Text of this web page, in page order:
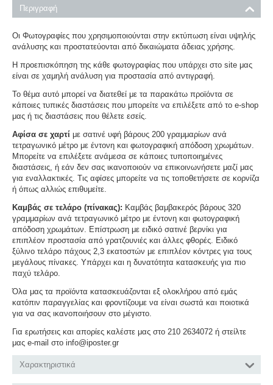
Περιγραφή
Οι Φωτογραφίες που χρησιμοποιούνται στην εκτύπωση είναι υψηλής
ανάλυσης και προστατεύονται από δικαιώματα άδειας χρήσης.
Η προεπισκόπηση της κάθε φωτογραφίας που υπάρχει στο site μας
είναι σε χαμηλή ανάλυση για προστασία από αντιγραφή.
Το θέμα αυτό μπορεί να διατεθεί με τα παρακάτω προϊόντα σε
κάποιες τυπικές διαστάσεις που μπορείτε να επιλέξετε από το e-shop
μας ή τις διαστάσεις που θέλετε εσείς.
Αφίσα σε χαρτί με σατινέ υφή βάρους 200 γραμμαρίων ανά
τετραγωνικό μέτρο με έντονη και φωτογραφική απόδοση χρωμάτων.
Μπορείτε να επιλέξετε ανάμεσα σε κάποιες τυποποιημένες
διαστάσεις, ή εάν δεν σας ικανοποιούν να επικοινωνήσετε μαζί μας
για εναλλακτικές. Τις αφίσες μπορείτε να τις τοποθετήσετε σε κορνίζα
ή όπως αλλιώς επιθυμείτε.
Καμβάς σε τελάρο (πίνακας): Καμβάς βαμβακερός βάρους 320
γραμμαρίων ανά τετραγωνικό μέτρο με έντονη και φωτογραφική
απόδοση χρωμάτων. Επίστρωση με ειδικό σατινέ βερνίκι για
επιπλέον προστασία από γρατζουνιές και άλλες φθορές. Ειδικό
ξύλινο τελάρο πάχους 2,3 εκατοστών με επιπλέον κόντρες για τους
μεγάλους πίνακες. Υπάρχει και η δυνατότητα κατασκευής για πιο
παχύ τελάρο.
Όλα μας τα προϊόντα κατασκευάζονται εξ ολοκλήρου από εμάς
κατόπιν παραγγελίας και φροντίζουμε να είναι σωστά και ποιοτικά
για να σας ικανοποιήσουν στο μέγιστο.
Για ερωτήσεις και απορίες καλέστε μας στο 210 2634072 ή στείλτε
μας e-mail στο info@iposter.gr
Χαρακτηριστικά